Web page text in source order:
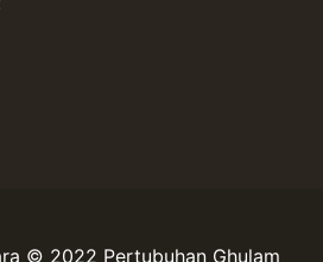
© 2022 Pertubuhan Ghulam